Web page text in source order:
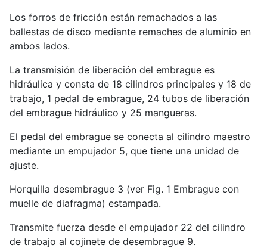
Los forros de fricción están remachados a las
ballestas de disco mediante remaches de aluminio en
ambos lados.
La transmisión de liberación del embrague es
hidráulica y consta de 18 cilindros principales y 18 de
trabajo, 1 pedal de embrague, 24 tubos de liberación
del embrague hidráulico y 25 mangueras.
El pedal del embrague se conecta al cilindro maestro
mediante un empujador 5, que tiene una unidad de
ajuste.
Horquilla desembrague 3 (ver Fig. 1 Embrague con
muelle de diafragma) estampada.
Transmite fuerza desde el empujador 22 del cilindro
de trabajo al cojinete de desembrague 9.